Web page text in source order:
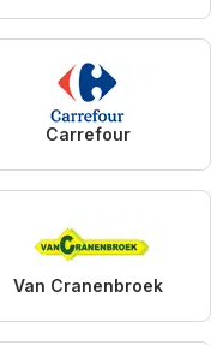
Carrefour
Van Cranenbroek